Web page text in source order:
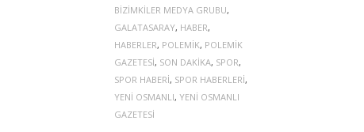
BIZIMKILER MEDYA GRUBU,
GALATASARAY, HABER,
HABERLER, POLEMIK, POLEMIK
GAZETESI, SON DAKIKA, SPOR,
SPOR HABERI, SPOR HABERLERI,
YENI OSMANLI, YENI OSMANLI
GAZETESI